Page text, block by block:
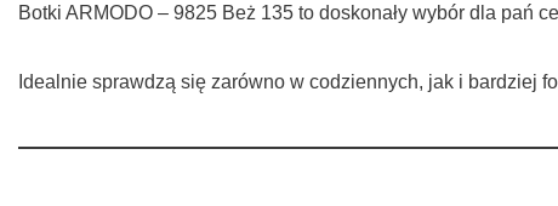
Botki ARMODO – 9825 Beż 135 to doskonały wybór dla pań
Idealnie sprawdzą się zarówno w codziennych, jak i bardziej